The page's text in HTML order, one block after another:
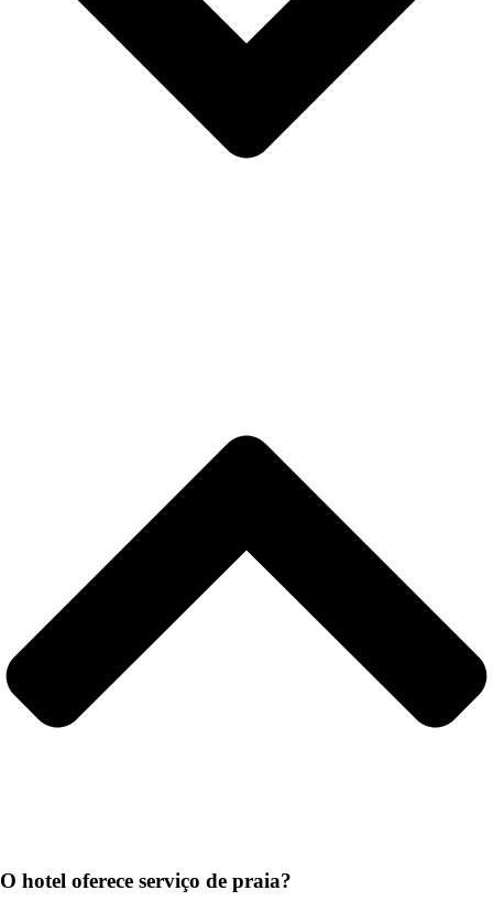
O hotel oferece serviço de praia?